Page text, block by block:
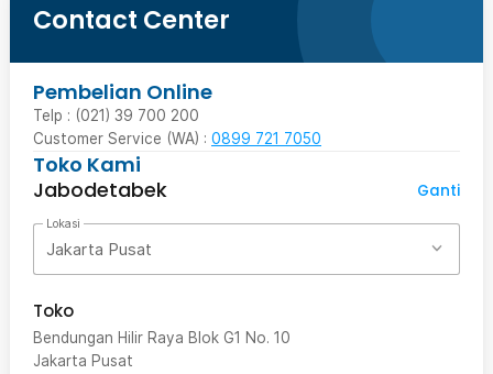
Contact Center
Pembelian Online
Telp : (021) 39 700 200
Customer Service (WA) : 0899 721 7050
Toko Kami
Jabodetabek
Ganti
Lokasi
Jakarta Pusat
Toko
Bendungan Hilir Raya Blok G1 No. 10
Jakarta Pusat